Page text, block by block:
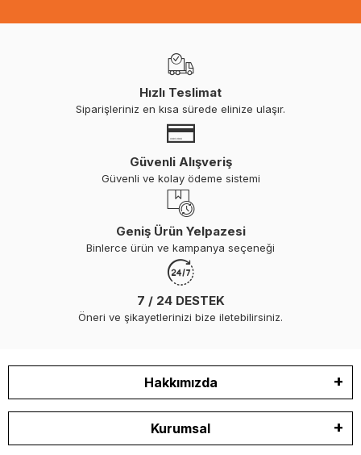
Hızlı Teslimat
Siparişleriniz en kısa sürede elinize ulaşır.
Güvenli Alışveriş
Güvenli ve kolay ödeme sistemi
Geniş Ürün Yelpazesi
Binlerce ürün ve kampanya seçeneği
7 / 24 DESTEK
Öneri ve şikayetlerinizi bize iletebilirsiniz.
Hakkımızda
Kurumsal